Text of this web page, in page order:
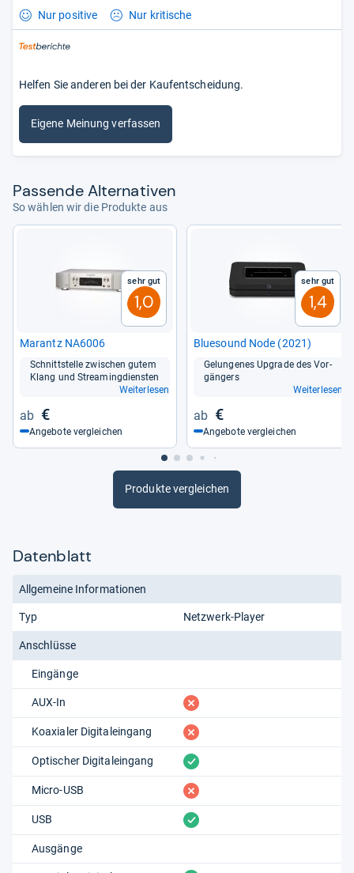
Nur positive Nur kritische
Helfen Sie anderen bei der Kaufentscheidung.
Eigene Meinung verfassen
Pas­sende Alter­na­ti­ven
So wählen wir die Produkte aus
Sehr gut
1,0
Marantz NA6006
Schnitt­stelle zwi­schen gutem
Klang und Stre­a­ming­diens­ten
Weiterlesen
€
Angebote vergleichen
Sehr gut
1,4
Blue­sound Node (2021)
Gelun­ge­nes Upgrade des Vor­
gän­gers
Weiterlesen
€
Angebote vergleichen
Produkte vergleichen
Datenblatt
Allgemeine Informationen
Typ Netzwerk-Player
Anschlüsse
Eingänge
AUX-In fehlt
Koaxialer Digitaleingang fehlt
Optischer Digitaleingang vorhanden
Micro-USB fehlt
USB vorhanden
Ausgänge